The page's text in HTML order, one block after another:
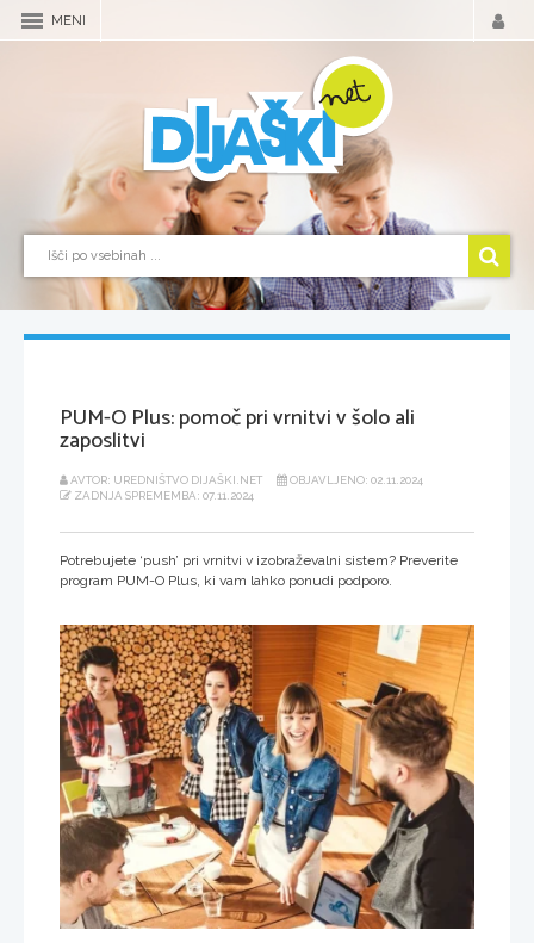
MENI
PUM-O Plus: pomoč pri vrnitvi v šolo ali
zaposlitvi
AVTOR: UREDNIŠTVO DIJAŠKI.NET
OBJAVLJENO: 02.11.2024
ZADNJA SPREMEMBA: 07.11.2024
Potrebujete ‘push’ pri vrnitvi v izobraževalni sistem? Preverite
program PUM-O Plus, ki vam lahko ponudi podporo.